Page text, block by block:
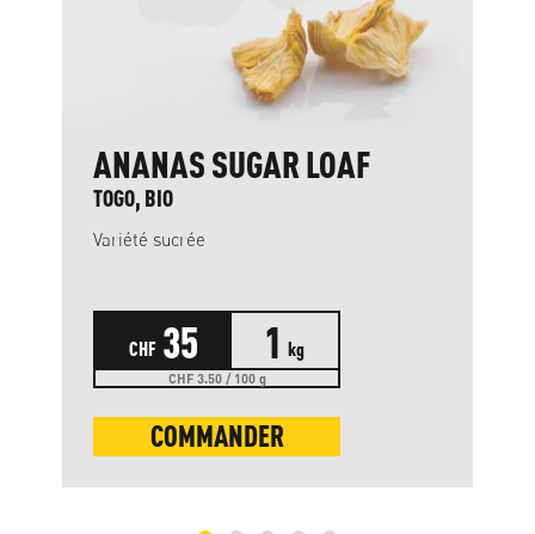
ANANAS SUGAR LOAF
TOGO, BIO
Variété sucrée
CHF 35 1 kg
CHF 3.50 / 100 g
COMMANDER